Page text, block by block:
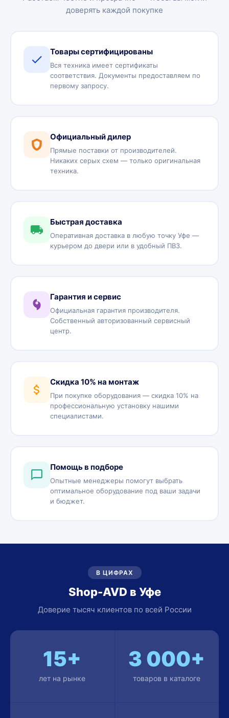
доверять каждой покупке
Товары сертифицированы
Вся техника имеет сертификаты
соответствия. Документы предоставляем по
первому запросу.
Официальный дилер
Прямые поставки от производителей.
Никаких серых схем — только оригинальная
техника.
Быстрая доставка
Оперативная доставка в любую точку Уфе —
курьером до двери или в удобный ПВЗ.
Гарантия и сервис
Официальная гарантия производителя.
Собственный авторизованный сервисный
центр.
Скидка 10% на монтаж
При покупке оборудования — скидка 10% на
профессиональную установку нашими
специалистами.
Помощь в подборе
Опытные менеджеры помогут выбрать
оптимальное оборудование под ваши задачи
и бюджет.
В ЦИФРАХ
Shop-AVD в Уфе
Доверие тысяч клиентов по всей России
15+
лет на рынке
3 000+
товаров в каталоге